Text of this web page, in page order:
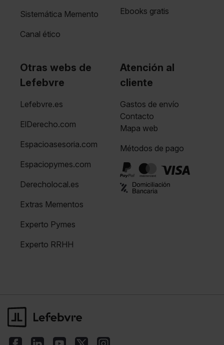
Sistemática Memento
Canal ético
Ebooks gratis
Otras webs de
Lefebvre
Lefebvre.es
ElDerecho.com
Espacioasesoria.com
Espaciopymes.com
Derecholocal.es
Extras Mementos
Experto Pymes
Experto RRHH
Atención al
cliente
Gastos de envío
Contacto
Mapa web
Métodos de pago